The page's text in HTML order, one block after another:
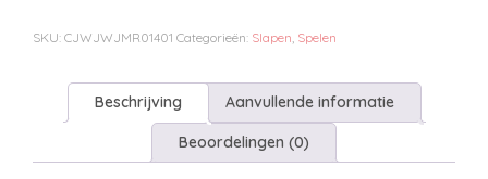
aantal
SKU: CJWJWJMR01401 Categorieën: Slapen, Spelen
Beschrijving Aanvullende informatie
Beoordelingen (0)